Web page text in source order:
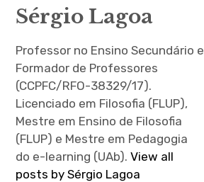
Sérgio Lagoa
Professor no Ensino Secundário e
Formador de Professores
(CCPFC/RFO-38329/17).
Licenciado em Filosofia (FLUP),
Mestre em Ensino de Filosofia
(FLUP) e Mestre em Pedagogia
do e-learning (UAb).View all
posts by Sérgio Lagoa